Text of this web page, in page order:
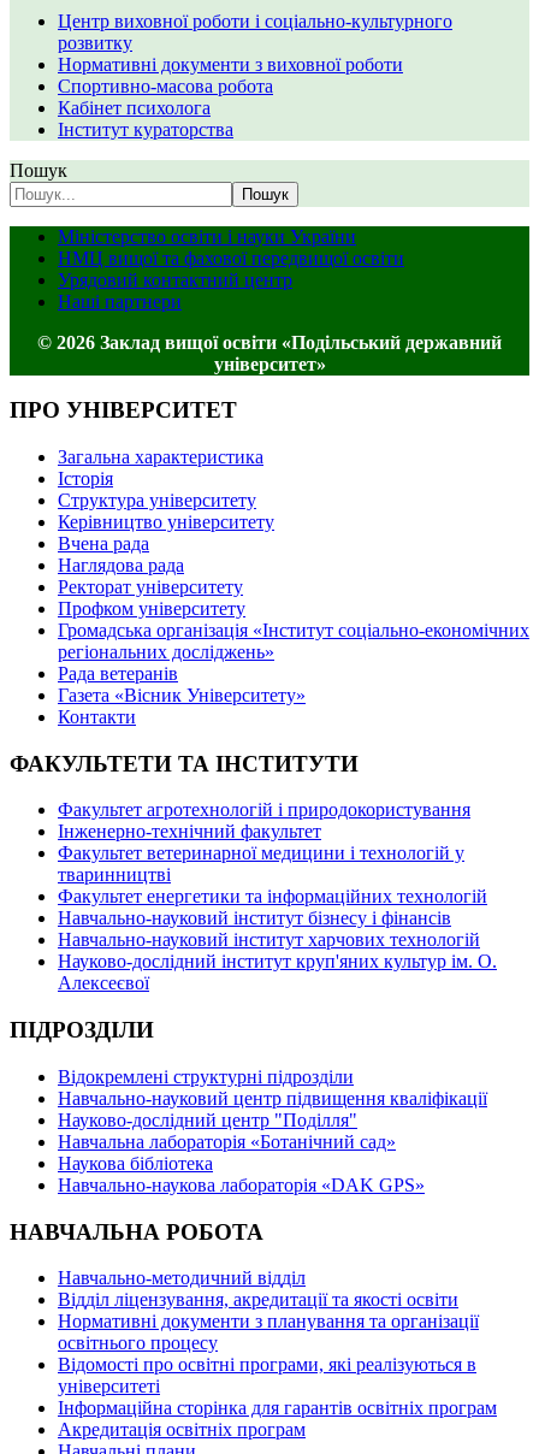
Центр виховної роботи і соціально-культурного
розвитку
Нормативні документи з виховної роботи
Спортивно-масова робота
Кабінет психолога
Інститут кураторства
Пошук
Пошук
Міністерство освіти і науки України
НМЦ вищої та фахової передвищої освіти
Урядовий контактний центр
Наші партнери
© 2026 Заклад вищої освіти «Подільський державний
університет»
ПРО УНІВЕРСИТЕТ
Загальна характеристика
Історія
Структура університету
Керівництво університету
Вчена рада
Наглядова рада
Ректорат університету
Профком університету
Громадська організація «Інститут соціально-економічних
регіональних досліджень»
Рада ветеранів
Газета «Вісник Університету»
Контакти
ФАКУЛЬТЕТИ ТА ІНСТИТУТИ
Факультет агротехнологій і природокористування
Інженерно-технічний факультет
Факультет ветеринарної медицини і технологій у
тваринництві
Факультет енергетики та інформаційних технологій
Навчально-науковий інститут бізнесу і фінансів
Навчально-науковий інститут харчових технологій
Науково-дослідний інститут круп'яних культур ім. О.
Алексеєвої
ПІДРОЗДІЛИ
Відокремлені структурні підрозділи
Навчально-науковий центр підвищення кваліфікації
Науково-дослідний центр "Поділля"
Навчальна лабораторія «Ботанічний сад»
Наукова бібліотека
Навчально-наукова лабораторія «DAK GPS»
НАВЧАЛЬНА РОБОТА
Навчально-методичний відділ
Відділ ліцензування, акредитації та якості освіти
Нормативні документи з планування та організації
освітнього процесу
Відомості про освітні програми, які реалізуються в
університеті
Інформаційна сторінка для гарантів освітніх програм
Акредитація освітніх програм